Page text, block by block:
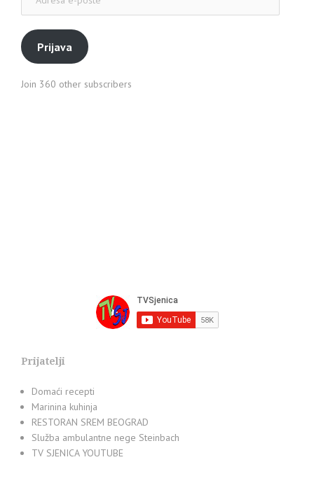
pošte
Prijava
Join 360 other subscribers
Prijatelji
Domaći recepti
Marinina kuhinja
RESTORAN SREM BEOGRAD
Služba ambulantne nege Steinbach
TV SJENICA YOUTUBE